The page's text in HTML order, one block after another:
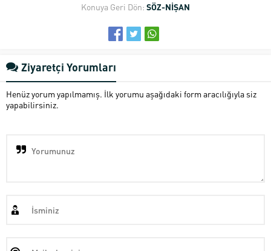
Konuya Geri Dön: SÖZ-NİŞAN
Ziyaretçi Yorumları
Henüz yorum yapılmamış. İlk yorumu aşağıdaki form aracılığıyla siz
yapabilirsiniz.